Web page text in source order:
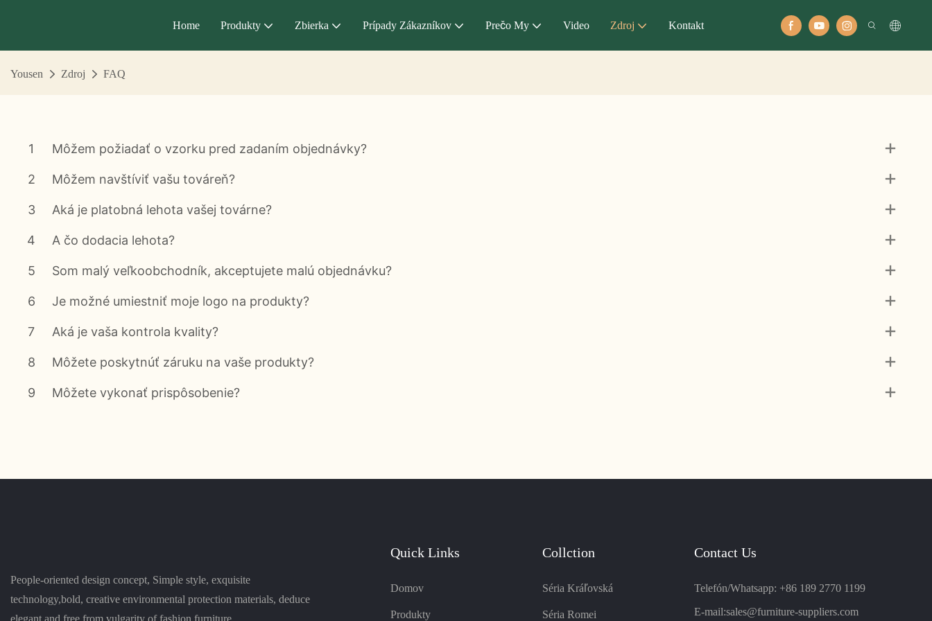
Home Produkty Zbierka Prípady Zákazníkov Prečo My Video Zdroj Kontakt
Yousen Zdroj FAQ
1 Môžem požiadať o vzorku pred zadaním objednávky?
2 Môžem navštíviť vašu továreň?
3 Aká je platobná lehota vašej továrne?
4 A čo dodacia lehota?
5 Som malý veľkoobchodník, akceptujete malú objednávku?
6 Je možné umiestniť moje logo na produkty?
7 Aká je vaša kontrola kvality?
8 Môžete poskytnúť záruku na vaše produkty?
9 Môžete vykonať prispôsobenie?
People-oriented design concept, Simple style, exquisite
technology,bold, creative environmental protection materials, deduce
Quick Links
Domov
Produkty
Collction
Séria Kráľovská
Séria Romei
Contact Us
Telefón/Whatsapp: +86 189 2770 1199
E-mail:sales@furniture-suppliers.com